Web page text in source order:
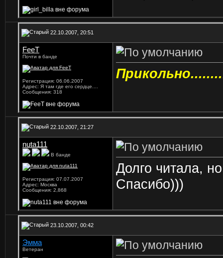
22.10.2007, 20:51
FeeT
Почти в банде
Регистрация: 06.06.2007
Адрес: Я там где его сердце....
Сообщения: 318
22.10.2007, 21:27
nuta111
В банде
Регистрация: 07.07.2007
Адрес: Москва
Сообщения: 2,868
Долго читала,
Спасибо)))
23.10.2007, 00:42
Эмма
Ветеран